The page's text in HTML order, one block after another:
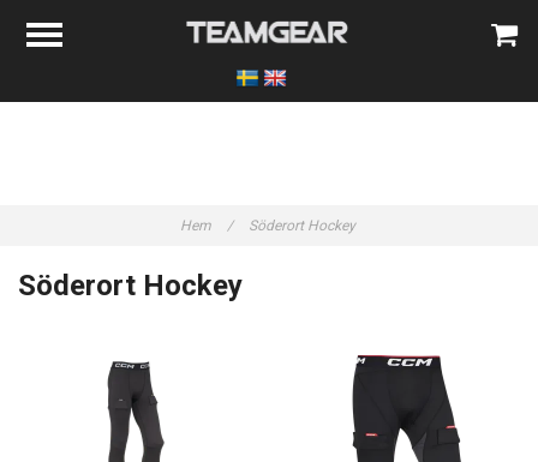
Hem / Söderort Hockey
Söderort Hockey